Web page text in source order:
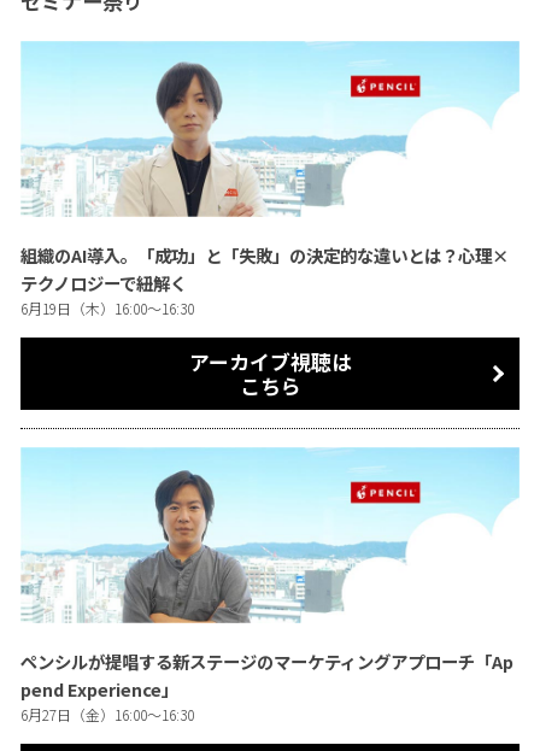
組織のAI導入。「成功」と「失敗」の決定的な違いとは？心理×
テクノロジーで紐解く
6月19日（木）16:00〜16:30
アーカイブ視聴は
こちら
ペンシルが提唱する新ステージのマーケティングアプローチ「Ap
pend Experience」
6月27日（金）16:00〜16:30